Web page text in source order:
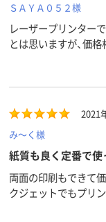
対応プリ
プリンタ、
リンタ、イ
ットプリン
ザープリン
ープリンタ
プリンタ、
ピー機、熱
インクジ
ンタ、コピ
ザープリン
ＳＡＹＡ０５２様
レーザープリンター
とは思いますが、価
です。ミシン目が入
す。
2021
み～く様
紙質も良く定番で使
両面の印刷もできて
クジェットでもプリ
はインクジェットプ